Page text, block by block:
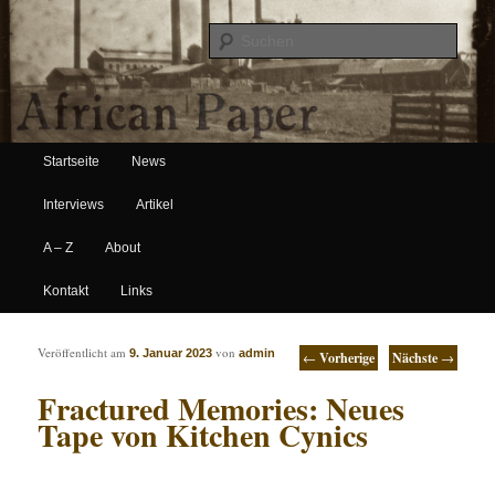
African Paper
Hauptmenü
Zum Inhalt wechseln
Zum sekundären Inhalt wechseln
Startseite News
Interviews Artikel
A – Z About
Kontakt Links
Artikelnavigation ← Vorherige Nächste →
Fractured Memories: Neues
Tape von Kitchen Cynics
Veröffentlicht am9. Januar 2023 vonadmin